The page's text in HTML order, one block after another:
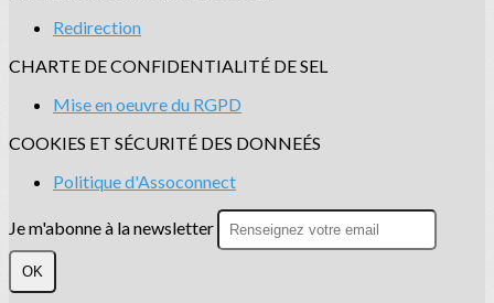
Redirection
CHARTE DE CONFIDENTIALITÉ DE SEL
Mise en oeuvre du RGPD
COOKIES ET SÉCURITÉ DES DONNEÉS
Politique d'Assoconnect
Je m'abonne à la newsletter
OK